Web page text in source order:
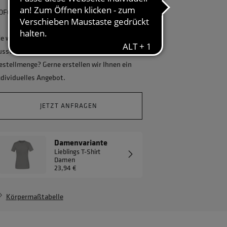
lieferbar, kostenlose Retoure
wollen Ihr Unternehmen ganzheitlich
und benötigen eine größere
Gerne erstellen wir Ihnen ein
Angebot.
JETZT ANFRAGEN
Damenvariante
Lieblings T-Shirt
Damen
23,94 €
Körpermaßtabelle